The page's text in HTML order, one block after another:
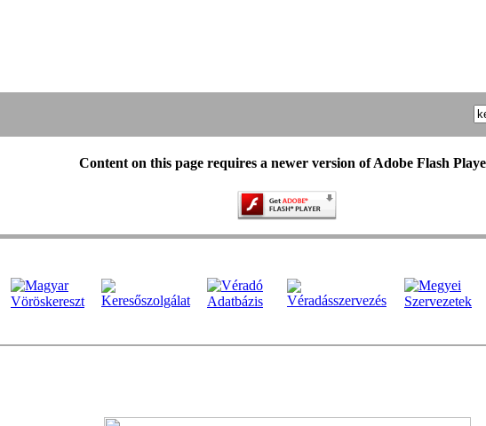
Content on this page requires a newer version of Adobe Flash